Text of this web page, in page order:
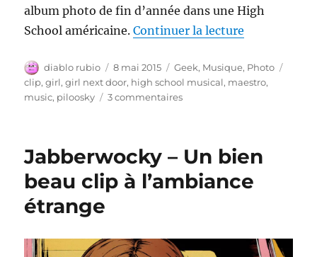
album photo de fin d’année dans une High
School américaine.Continuer la lecture
Auteur
diablo rubio
Publié
le
8 mai 2015 Catégories
Geek, Musique, Photo
clip,girl,girl next door, high school musical, maestro,
music, piloosky 3 commentairessur
Jabberwocky – Un bien
beau clip à l’ambiance
étrange